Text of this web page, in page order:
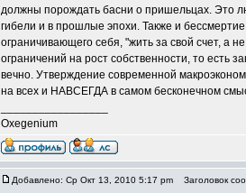
должны порождать басни о пришельцах. Это
гибели и в прошлые эпохи. Также и
ограничивающего себя, "жить за свой счет, а
ограничений на рост собственности, то есть
вечно. Утверждение современной
на всех и НАВСЕГДА в самом бесконечном
Oxegenium
Добавлено: Ср Окт 13, 2010 5:17 pm Заголовок